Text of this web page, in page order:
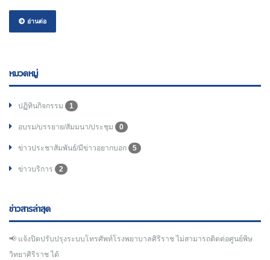
อ่านต่อ
หมวดหมู่
ปฏิทินกิจกรรม 1
อบรม/บรรยาย/สัมมนา/ประชุม 0
ข่าวประชาสัมพันธ์/มีข่าวอยากบอก 5
ข่าวบริการ 2
ข่าวสารล่าสุด
📢 แจ้งปิดปรับปรุงระบบโทรศัพท์โรงพยาบาลศิริราช ไม่สามารถติดต่อศูนย์พิษ
วิทยาศิริราช ได้